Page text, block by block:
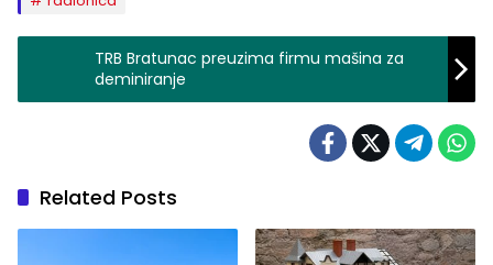
TRB Bratunac preuzima firmu mašina za
deminiranje
Related Posts